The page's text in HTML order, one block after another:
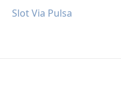
Slot Via Pulsa